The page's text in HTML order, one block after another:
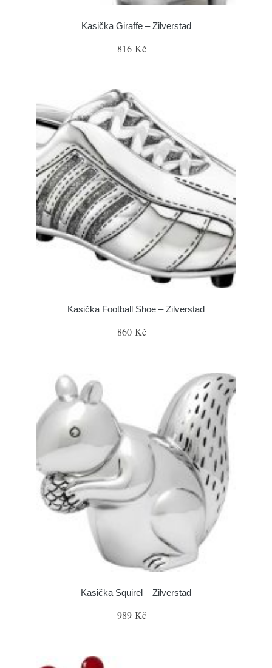
Kasička Giraffe – Zilverstad
816 Kč
Kasička Football Shoe – Zilverstad
860 Kč
Kasička Squirel – Zilverstad
989 Kč